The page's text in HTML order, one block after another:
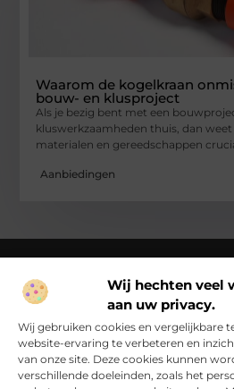
Wij hechten veel
aan uw privacy.
Wij gebruiken cookies en vergelijkbare
website-ervaring te verbeteren en
van onze site. Deze cookies kunnen
verschillende doeleinden, zoals het
Waarom de kogelkraan
bouw- en klusproject
Als je bezig bent met een
kluswerkzaamheden thuis, dan
materialen en gereedschappen
Aanbiedingen
Over Ck Producties
Ckproducties.nl – Verhalen die het
geven.
Ontdek, lees en laat je
inzichten en ideeën!